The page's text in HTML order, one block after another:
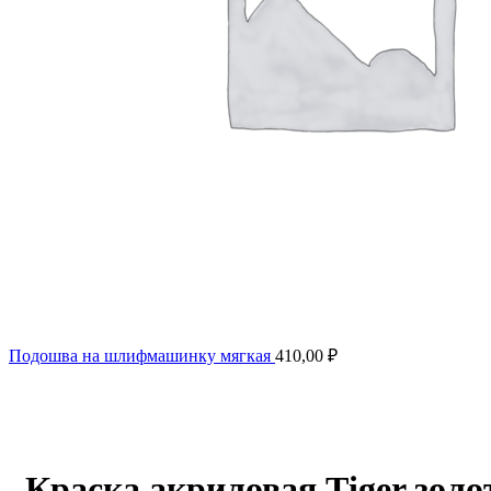
Подошва на шлифмашинку мягкая 410,00 ₽